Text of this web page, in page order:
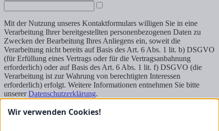
Mit der Nutzung unseres Kontaktformulars willigen Sie in eine
Verarbeitung Ihrer bereitgestellten personenbezogenen Daten zu
Zwecken der Bearbeitung Ihres Anliegens ein, soweit die
Verarbeitung nicht bereits auf Basis des Art. 6 Abs. 1 lit. b) DSGVO
(für Erfüllung eines Vertrags oder für die Vertragsanbahnung
erforderlich) oder auf Basis des Art. 6 Abs. 1 lit. f) DSGVO (die
Verarbeitung ist zur Wahrung von berechtigten Interessen
erforderlich) erfolgt. Weitere Informationen entnehmen Sie bitte
unsererDatenschutzerklärung.
Senden
Wir verwenden Cookies!